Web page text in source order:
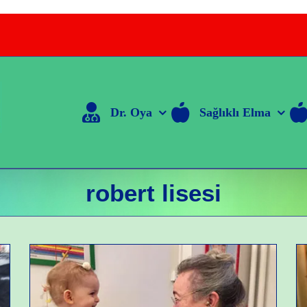
Dr. Oya Sağlıklı Elma
robert lisesi